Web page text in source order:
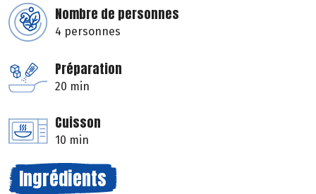
Nombre de personnes
4 personnes
Préparation
20 min
Cuisson
10 min
Ingrédients